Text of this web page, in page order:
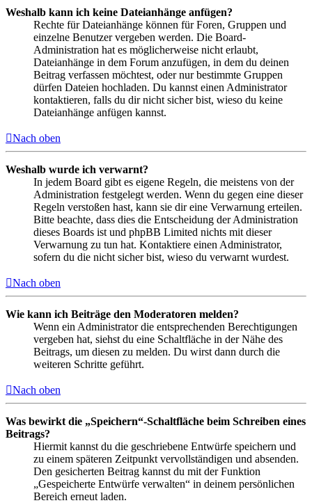
Weshalb kann ich keine Dateianhänge anfügen?
Rechte für Dateianhänge können für Foren, Gruppen und
einzelne Benutzer vergeben werden. Die Board-
Administration hat es möglicherweise nicht erlaubt,
Dateianhänge in dem Forum anzufügen, in dem du deinen
Beitrag verfassen möchtest, oder nur bestimmte Gruppen
dürfen Dateien hochladen. Du kannst einen Administrator
kontaktieren, falls du dir nicht sicher bist, wieso du keine
Dateianhänge anfügen kannst.
Nach oben
Weshalb wurde ich verwarnt?
In jedem Board gibt es eigene Regeln, die meistens von der
Administration festgelegt werden. Wenn du gegen eine dieser
Regeln verstoßen hast, kann sie dir eine Verwarnung erteilen.
Bitte beachte, dass dies die Entscheidung der Administration
dieses Boards ist und phpBB Limited nichts mit dieser
Verwarnung zu tun hat. Kontaktiere einen Administrator,
sofern du die nicht sicher bist, wieso du verwarnt wurdest.
Nach oben
Wie kann ich Beiträge den Moderatoren melden?
Wenn ein Administrator die entsprechenden Berechtigungen
vergeben hat, siehst du eine Schaltfläche in der Nähe des
Beitrags, um diesen zu melden. Du wirst dann durch die
weiteren Schritte geführt.
Nach oben
Was bewirkt die „Speichern“-Schaltfläche beim Schreiben eines
Beitrags?
Hiermit kannst du die geschriebene Entwürfe speichern und
zu einem späteren Zeitpunkt vervollständigen und absenden.
Den gesicherten Beitrag kannst du mit der Funktion
„Gespeicherte Entwürfe verwalten“ in deinem persönlichen
Bereich erneut laden.